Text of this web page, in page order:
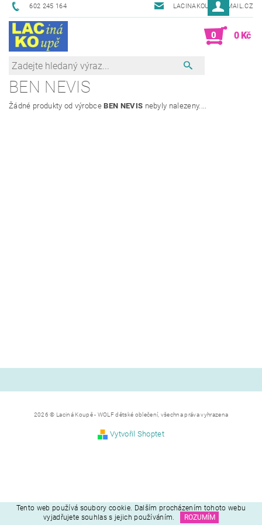
602 245 164 LACINAKOUPE@EMAIL.CZ
0 0 Kč
BEN NEVIS
Žádné produkty od výrobceBEN NEVIS nebyly nalezeny....
2026 © Laciná Koupě - WOLF dětské oblečení, všechna práva vyhrazena
Vytvořil Shoptet
Tento web používá soubory cookie. Dalším procházením tohoto webu
vyjadřujete souhlas s jejich používáním.
ROZUMÍM